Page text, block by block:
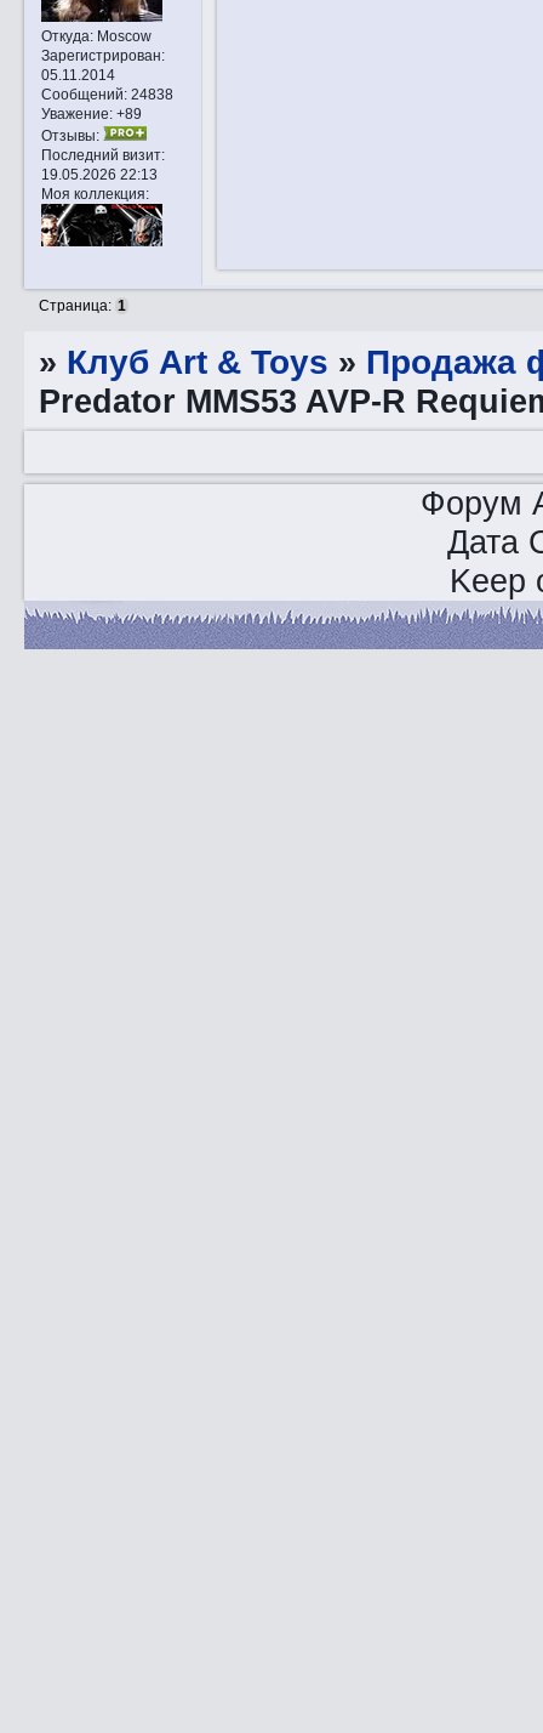
Откуда:Moscow
Зарегистрирован:
05.11.2014
Сообщений:24838
Уважение: +89
Отзывы:
Последний визит:
19.05.2026 22:13
Моя коллекция:
Страница: 1
» Клуб Art & Toys » Продажа
Predator MMS53 AVP-R
Форум
Дата
Keep